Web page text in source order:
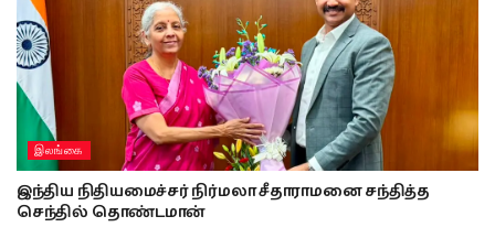
இலங்கை
இந்திய நிதியமைச்சர் நிர்மலா சீதாராமனை சந்தித்த
செந்தில் தொண்டமான்